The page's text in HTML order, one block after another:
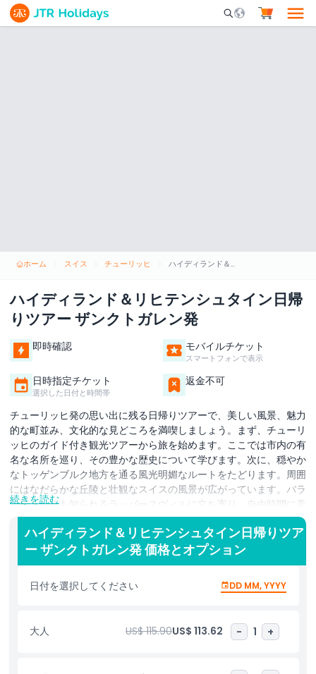
Mobile Search
ホーム スイス チューリッヒ ハイディランド＆リヒテンシュタイン日帰りツアー ザンクトガレン発
ハイディランド＆リヒテンシュタイン日帰
りツアー ザンクトガレン発
即時確認 モバイルチケット
スマートフォンで表示
日時指定チケット
選択した日付と時間帯
返金不可
チューリッヒ発の思い出に残る日帰りツアーで、美しい風景、魅力
的な町並み、文化的な見どころを満喫しましょう。まず、チューリ
ッヒのガイド付き観光ツアーから旅を始めます。ここでは市内の有
名な名所を巡り、その豊かな歴史について学びます。次に、穏やか
なトッゲンブルク地方を通る風光明媚なルートをたどります。周囲
にはなだらかな丘陵と壮観なスイスの風景が広がっています。バラ
の街としても知られるラッパースヴィルに立ち寄り、自由時間に美
しい街並みを散策したり、城を訪れたり、湖畔でゆっくりくつろい
だりできます。その後、リヒテンシュタインの首都ファドゥーツへ
向かいます。ここでは、小さくも魅力的な街を探検したり、お土産
を買ったり、この公国独特の雰囲気を楽しんだりできます。季節に
よっては、夏に有名なハイジの物語にインスパイアされたハイジラ
ンドを訪れたり、冬には魅力的なヴェルデンベルクの町を探索した
せたもので、一日で素晴らしいスイス体験を提供します。
続きを読む
ハイディランド＆リヒテンシュタイン日帰りツア
ー ザンクトガレン発 価格とオプション
日付を選択してください DD MM, YYYY
大人 US$ 115.90US$ 113.62 - 1 +